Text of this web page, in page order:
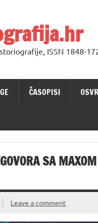
ISSN 1848-
ČASOPISI
SA
Leave a comment